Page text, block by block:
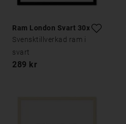
Ram London Svart 30x40
Svensktillverkad ram i
svart
289 kr